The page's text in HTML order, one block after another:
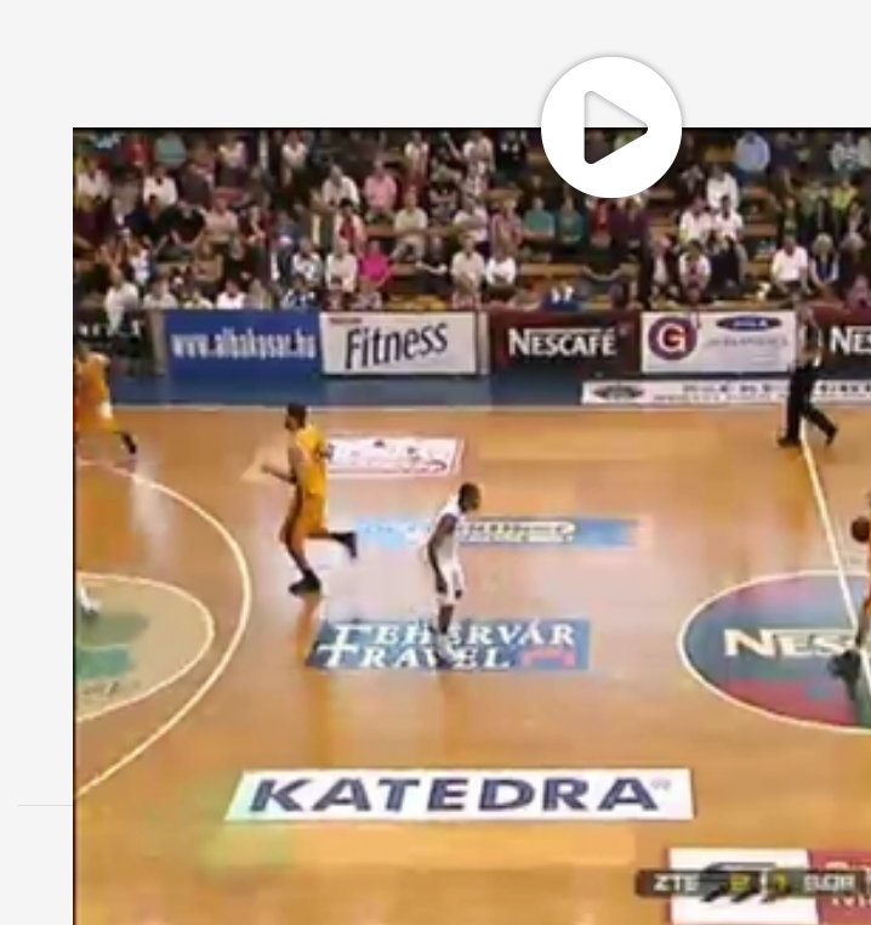
Nagyon nehéz ágon került be a szombathelyi csapat a 2010-es Magyar Kupa négyes döntőjébe, hiszen
Körmendet győzték le a sárga-feketék. Az ide licitet az Albacomp nyerte, így Székesfehérváron került
Sopron volt a szombathelyiek elenfele és végig szoros mérkőzést játszott a két csapat. A befejezés előtt
Sopron, de egy fergeteges hajrával sikerült a Falconak kiharcolnia a hosszabítást és megfordítani az
fináléba jutott a Falco. A döntőben az első félidőben még tudta tartani a lépést a Szombathely, azonban
cseresorral rendelkező Zalaegerszeg megérdemelten nyerte el a Magyar Kupát, a minden dicséretet
zsinórban harmadszor is az ezüstérem jutott.
A szerdán este hatkor kezdődő MJUS-Fortress Körmend – Falco-SZOVA KC Szombathely bajnoki
hétvégén sikeresen debütáló internetes technikával, illetve a honlapon is látható lesz az élő adás gombra
MEGOSZTÁS